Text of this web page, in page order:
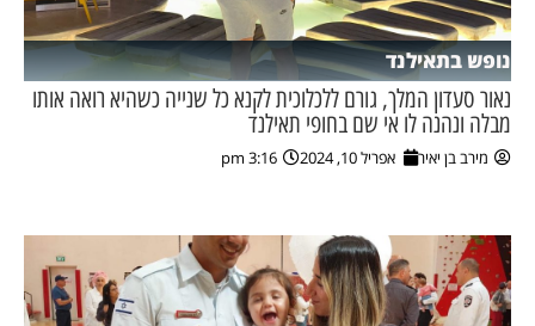
נופש בתאילנד
נאור סעדון המלך, גורם ללכלוכית לקנא כל שנייה כשהיא רואה אותו
מבלה ונהנה לו אי שם בחופי תאילנד
מירב בן יאיר אפריל 10, 2024 3:16 pm